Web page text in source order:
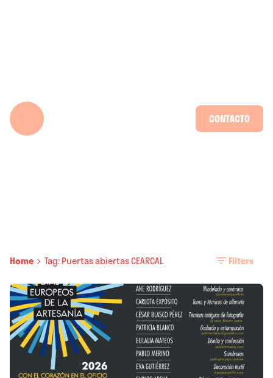
CONTACTO
Home Tag: Puertas abiertas CEARCAL Filters